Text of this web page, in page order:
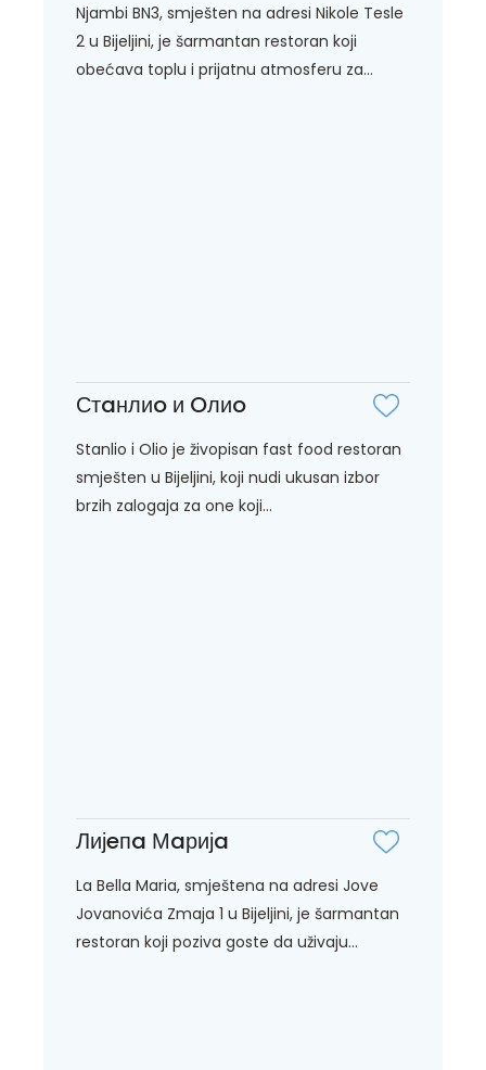
Njambi BN3, smješten na adresi Nikole Tesle
2 u Bijeljini, je šarmantan restoran koji
obećava toplu i prijatnu atmosferu za...
Стaнлиo и Oлиo
Stanlio i Olio je živopisan fast food restoran
smješten u Bijeljini, koji nudi ukusan izbor
brzih zalogaja za one koji...
Лијeпa Мaријa
La Bella Maria, smještena na adresi Jove
Jovanovića Zmaja 1 u Bijeljini, je šarmantan
restoran koji poziva goste da uživaju...